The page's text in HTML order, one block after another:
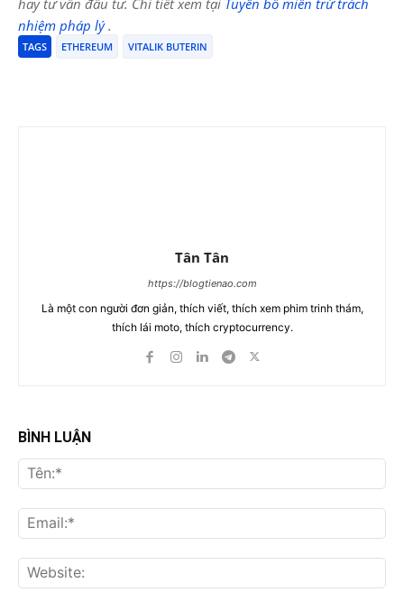
nhiệm pháp lý.
TAGS ETHEREUM VITALIK BUTERIN
Tân Tân
https://blogtienao.com
Là một con người đơn giản, thích viết, thích xem phim trinh thám,
thích lái moto, thích cryptocurrency.
BÌNH LUẬN